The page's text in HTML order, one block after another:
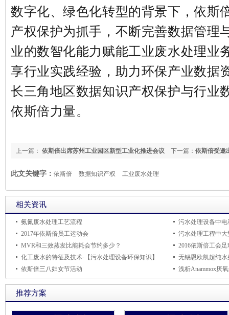
数字化、绿色化转型的背景下，依斯
产权保护为抓手，不断完善数据管理
业的数智化能力赋能工业废水处理业
享行业实践经验，助力环保产业数据
长三角地区数据知识产权保护与行业
依斯倍力量。
下一篇： 依斯倍受邀
上一篇： 依斯倍出席苏州工业园区新型工业化推进会议
此文关键字： 依斯倍 数据知识产权 工业废水处理
相关资讯
氨氮废水处理工艺流程
污水处理设备中
2017年依斯倍员工运动会
污水处理工程中
MVR和三效蒸发比能耗会节约多少？
2016依斯倍工会
化工废水的特征及技术-【污水处理设备环保知识】
无锡恩欧凯超纯水
依斯倍三八妇女节活动
浅析Anammox厌
推荐方案